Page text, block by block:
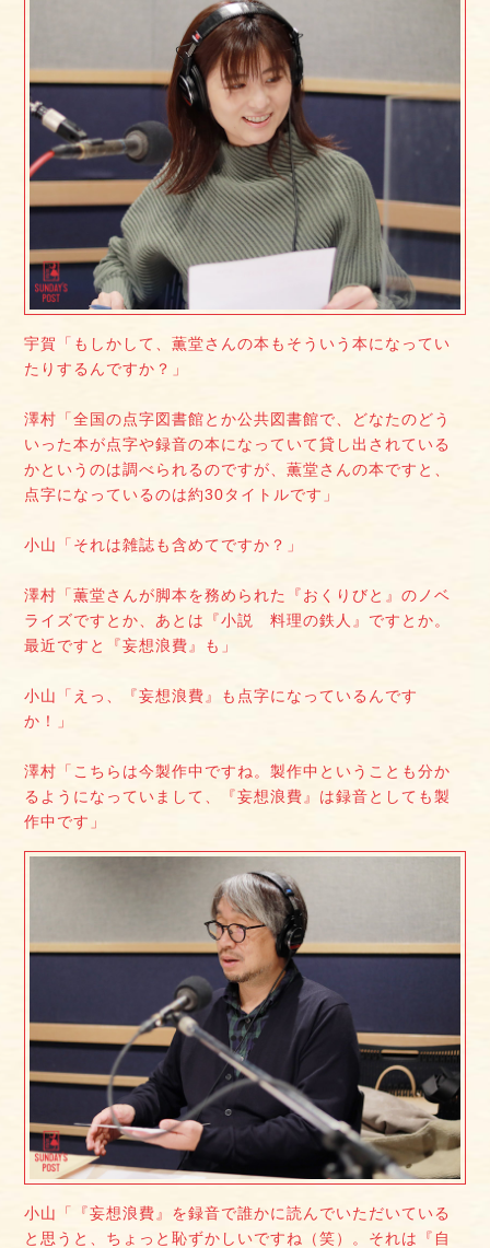
宇賀「もしかして、薫堂さんの本もそういう本になってい
たりするんですか？」
澤村「全国の点字図書館とか公共図書館で、どなたのどう
いった本が点字や録音の本になっていて貸し出されている
かというのは調べられるのですが、薫堂さんの本ですと、
点字になっているのは約30タイトルです」
小山「それは雑誌も含めてですか？」
澤村「薫堂さんが脚本を務められた『おくりびと』のノベ
ライズですとか、あとは『小説 料理の鉄人』ですとか。
最近ですと『妄想浪費』も」
小山「えっ、『妄想浪費』も点字になっているんです
か！」
澤村「こちらは今製作中ですね。製作中ということも分か
るようになっていまして、『妄想浪費』は録音としても製
作中です」
小山「『妄想浪費』を録音で誰かに読んでいただいている
と思うと、ちょっと恥ずかしいですね（笑）。それは『自